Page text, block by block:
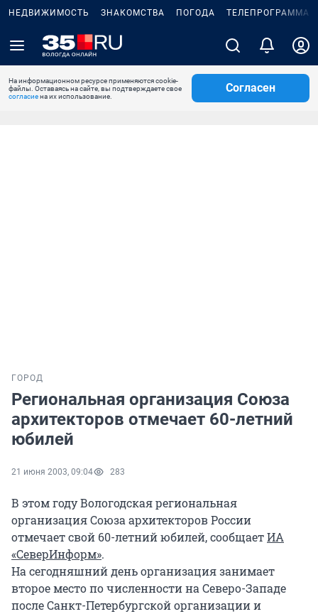
НЕДВИЖИМОСТЬ ЗНАКОМСТВА ПОГОДА ТЕЛЕПРОГРАММА
На информационном ресурсе применяются cookie-
файлы. Оставаясь на сайте, вы подтверждаете свое
согласиена их использование.
Согласен
ГОРОД
Региональная организация Союза
архитекторов отмечает 60-летний
юбилей
21 июня 2003, 09:04 283
В этом году Вологодская региональная
организация Союза архитекторов России
отмечает свой 60-летний юбилей, сообщаетИА
«СеверИнформ».
На сегодняшний день организация занимает
второе место по численности на Северо-Западе
после Санкт-Петербургской организации и